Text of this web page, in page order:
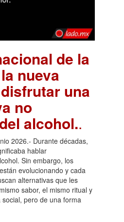
de la
nueva
una
no
alcohol..
2026.- Durante décadas,
hablar
Sin embargo, los
evolucionando y cada
alternativas que les
sabor, el mismo ritual y
pero de una forma